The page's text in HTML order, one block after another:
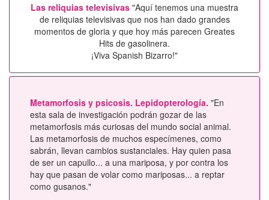
Las reliquias televisivas "Aquí tenemos una muestra
de reliquias televisivas que nos han dado grandes
momentos de gloria y que hoy más parecen Greates
Hits de gasolinera.
¡Viva Spanish Bizarro!"
Metamorfosis y psicosis. Lepidopterología. "En
esta sala de investigación podrán gozar de las
metamorfosis más curiosas del mundo social animal.
Las metamorfosis de muchos especímenes, como
sabrán, llevan cambios sustanciales. Hay quien pasa
de ser un capullo... a una mariposa, y por contra los
hay que pasan de volar como mariposas... a reptar
como gusanos."